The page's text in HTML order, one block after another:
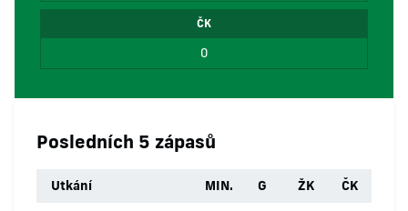
ČK
0
Posledních 5 zápasů
Utkání MIN. G ŽK ČK